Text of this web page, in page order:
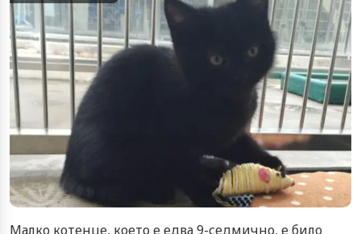
Малко котенце, което е едва 9-седмично, е било